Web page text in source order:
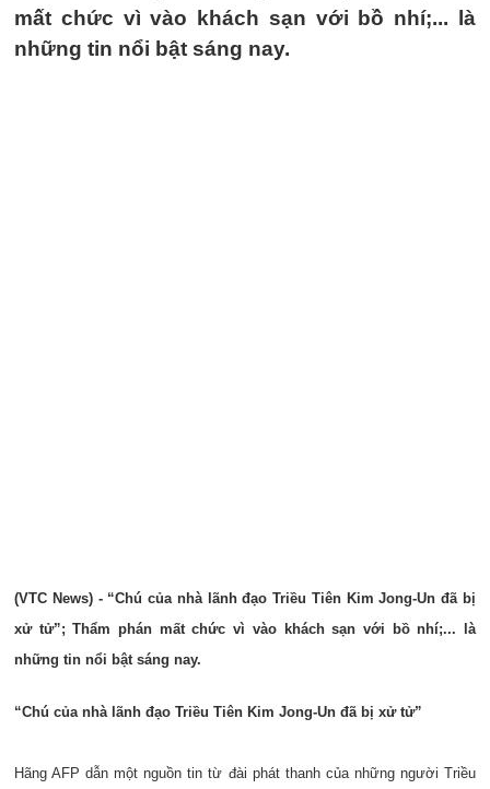
mất chức vì vào khách sạn với bồ nhí;... là
những tin nổi bật sáng nay.
(VTC News) - “Chú của nhà lãnh đạo Triều Tiên Kim Jong-Un đã bị
xử tử”; Thẩm phán mất chức vì vào khách sạn với bồ nhí;... là
những tin nổi bật sáng nay.
“Chú của nhà lãnh đạo Triều Tiên Kim Jong-Un đã bị xử tử”
Hãng AFP dẫn một nguồn tin từ đài phát thanh của những người Triều